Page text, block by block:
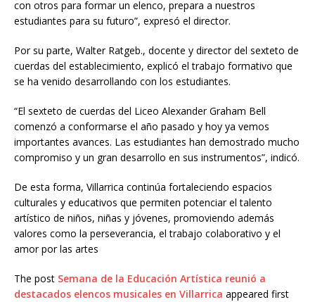
con otros para formar un elenco, prepara a nuestros
estudiantes para su futuro”, expresó el director.
Por su parte, Walter Ratgeb., docente y director del sexteto de
cuerdas del establecimiento, explicó el trabajo formativo que
se ha venido desarrollando con los estudiantes.
“El sexteto de cuerdas del Liceo Alexander Graham Bell
comenzó a conformarse el año pasado y hoy ya vemos
importantes avances. Las estudiantes han demostrado mucho
compromiso y un gran desarrollo en sus instrumentos”, indicó.
De esta forma, Villarrica continúa fortaleciendo espacios
culturales y educativos que permiten potenciar el talento
artístico de niños, niñas y jóvenes, promoviendo además
valores como la perseverancia, el trabajo colaborativo y el
amor por las artes
The post Semana de la Educación Artística reunió a
destacados elencos musicales en Villarrica appeared first